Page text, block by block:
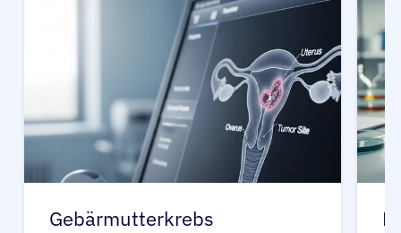
Gebärmutterkrebs